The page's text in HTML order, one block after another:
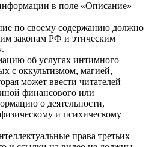
в поле «Описание»
по своему содержанию должно
законам РФ и этическим
об услугах интимного
с оккультизмом, магией,
может ввести читателей
финансового или
о деятельности,
и психическому
права третьих